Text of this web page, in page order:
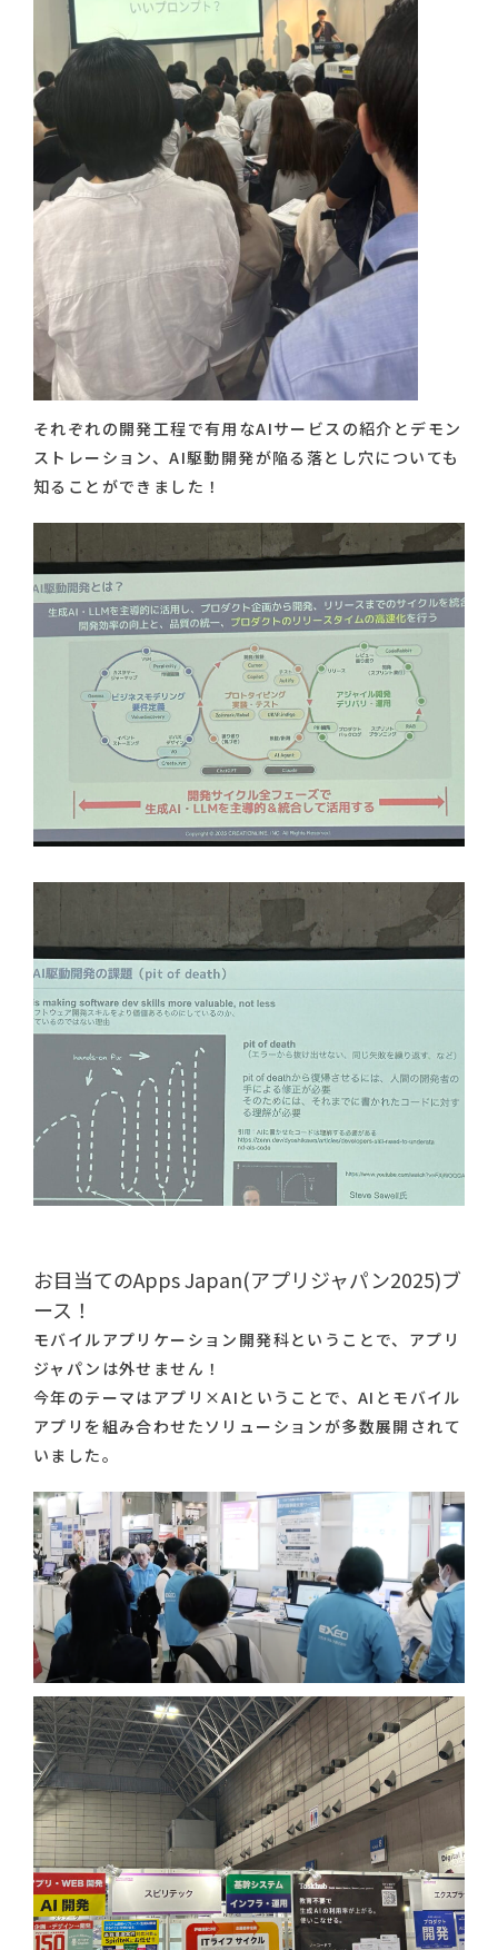
それぞれの開発工程で有用なAIサービスの紹介とデモン
ストレーション、AI駆動開発が陥る落とし穴についても
知ることができました！
お目当てのApps Japan(アプリジャパン2025)ブ
ース！
モバイルアプリケーション開発科ということで、アプリ
ジャパンは外せません！
今年のテーマはアプリ×AIということで、AIとモバイル
アプリを組み合わせたソリューションが多数展開されて
いました。